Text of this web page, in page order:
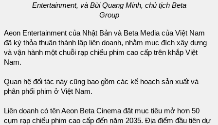
Entertainment, và Bùi Quang Minh, chủ tịch Beta
Group
Aeon Entertainment của Nhật Bản và Beta Media của Việt Nam
đã ký thỏa thuận thành lập liên doanh, nhằm mục đích xây dựng
và vận hành một chuỗi rạp chiếu phim cao cấp trên khắp Việt
Nam.
Quan hệ đối tác này cũng bao gồm các kế hoạch sản xuất và
phân phối phim ở Việt Nam.
Liên doanh có tên Aeon Beta Cinema đặt mục tiêu mở hơn 50
cụm rạp chiếu phim cao cấp đến năm 2035. Địa điểm đầu tiên dự